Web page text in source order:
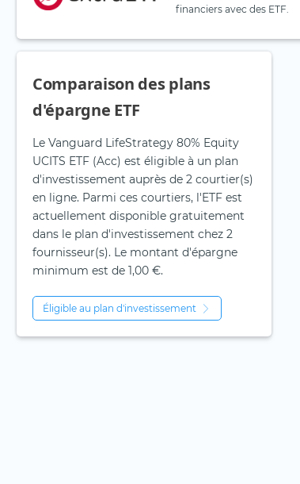
financiers avec des ETF.
Comparaison des plans
d'épargne ETF
Le Vanguard LifeStrategy 80% Equity
UCITS ETF (Acc) est éligible à un plan
d'investissement auprès de 2 courtier(s)
en ligne. Parmi ces courtiers, l'ETF est
actuellement disponible gratuitement
dans le plan d'investissement chez 2
fournisseur(s). Le montant d'épargne
minimum est de 1,00 €.
Éligible au plan d'investissement